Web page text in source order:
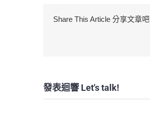
Share This Article 分享文章吧
發表迴響 Let's talk!